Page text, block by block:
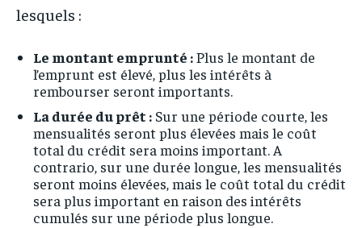
lesquels :
Le montant emprunté :Plus le montant de
l’emprunt est élevé, plus les intérêts à
rembourser seront importants.
La durée du prêt : Sur une période courte, les
mensualités seront plus élevées mais le coût
total du crédit sera moins important. A
contrario, sur une durée longue, les mensualités
seront moins élevées, mais le coût total du crédit
sera plus important en raison des intérêts
cumulés sur une période plus longue.